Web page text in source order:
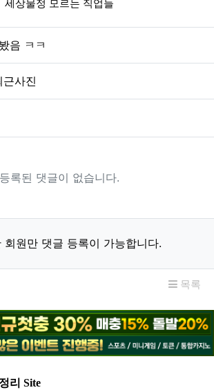
세상물정 모르는 직업들
음 ㅋㅋ
사진
등록된 댓글이 없습니다.
회원만 댓글 등록이 가능합니다.
목록
리 Site